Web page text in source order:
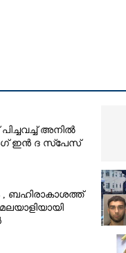
അനിൽ
ഇൻ ദ സ്പേസ്
,​ ബഹിരാകാശത്ത്
വ്യാപാരം:
നീക്കി